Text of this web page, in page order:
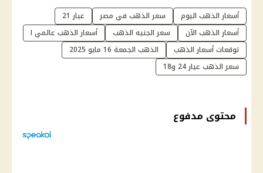
أسعار الذهب اليوم سعر الذهب في مصر
عيار 21
أسعار الذهب الآن
سعر الجنيه الذهب
أسعار الذهب عالمي ا
توقعات أسعار الذهب
الذهب الجمعة 16 مايو 2025
سعر الذهب عيار 24 و18
محتوى مدفوع